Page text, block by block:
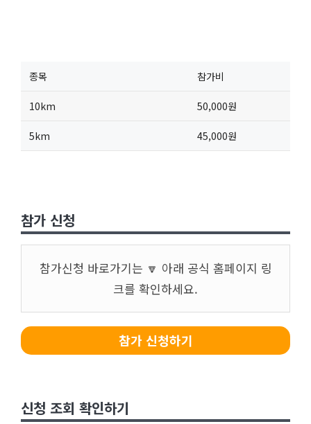
종목 참가비
10km 50,000원
5km 45,000원
참가 신청
참가신청 바로가기는 🔽 아래 공식 홈페이지 링
크를 확인하세요.
참가 신청하기
신청 조회 확인하기